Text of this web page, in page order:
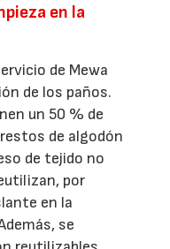
en la
de Mewa
de los paños.
un 50 % de
de algodón
de tejido no
por
en la
se